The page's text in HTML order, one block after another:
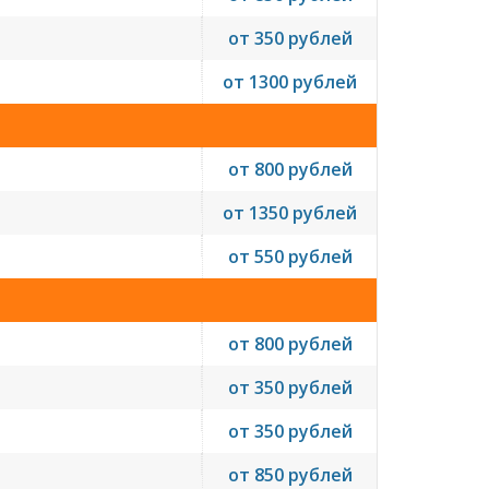
от 350 рублей
от 1300 рублей
от 800 рублей
от 1350 рублей
от 550 рублей
от 800 рублей
от 350 рублей
от 350 рублей
от 850 рублей